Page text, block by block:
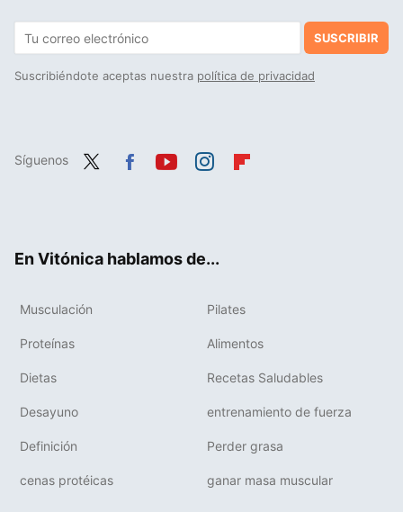
SUSCRIBIR
Suscribiéndote aceptas nuestra política de privacidad
Síguenos
En Vitónica hablamos de...
Musculación Pilates
Proteínas Alimentos
Dietas Recetas Saludables
Desayuno entrenamiento de fuerza
Definición Perder grasa
cenas protéicas ganar masa muscular